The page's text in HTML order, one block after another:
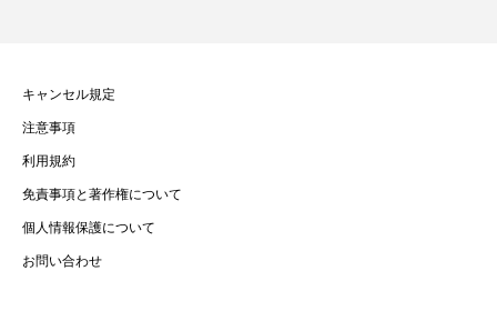
キャンセル規定
注意事項
利用規約
免責事項と著作権について
個人情報保護について
お問い合わせ